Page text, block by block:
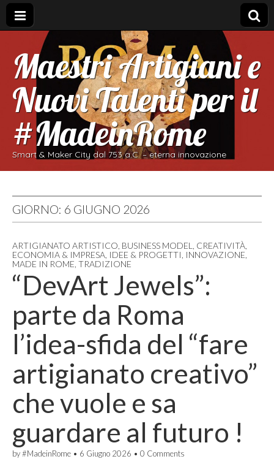
Maestri Artigiani e
Nuovi Talenti per il
#MadeinRome
Smart & Maker City dal 753 a.C. – eterna innovazione
GIORNO: 6 GIUGNO 2026
ARTIGIANATO ARTISTICO BUSINESS MODEL CREATIVITÀ
ECONOMIA & IMPRESA IDEE & PROGETTI INNOVAZIONE
MADE IN ROME TRADIZIONE
“DevArt Jewels”:
parte da Roma
l’idea-sfida del “fare
artigianato creativo”
che vuole e sa
guardare al futuro !
by#MadeinRome • 6 Giugno 2026 • 0 Comments